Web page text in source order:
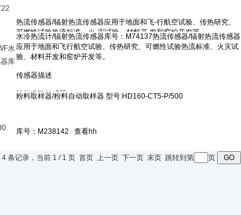
水
库
4 条记录，当前 1 / 1 页 首页 上一页 下一页 末页 跳转到第 页